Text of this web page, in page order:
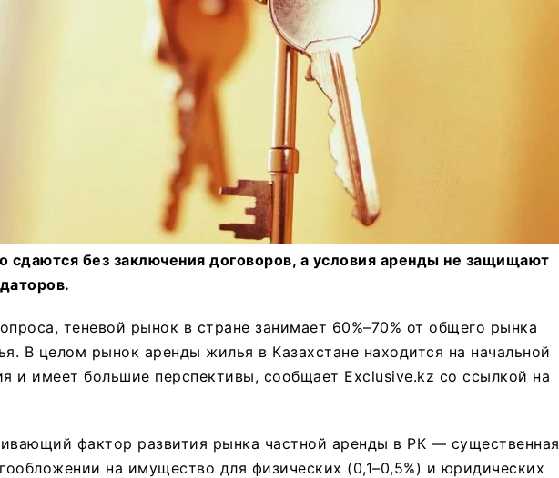
сдаются без заключения договоров, а условия аренды не защищают
теневой рынок в стране занимает 60%–70% от общего рынка
В целом рынок аренды жилья в Казахстане находится на начальной
и имеет большие перспективы, сообщает Exclusive.kz со ссылкой на
фактор развития рынка частной аренды в РК — существенная
на имущество для физических (0,1–0,5%) и юридических